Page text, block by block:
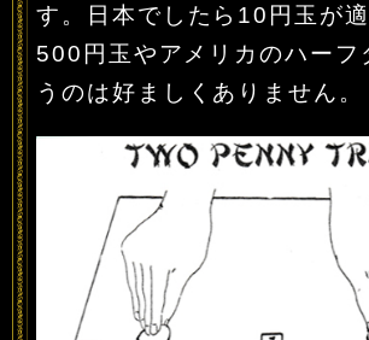
す。日本でしたら10円玉が適
500円玉やアメリカのハーフ
うのは好ましくありません。